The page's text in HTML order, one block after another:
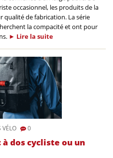
occasionnel, les produits de la
qualité de fabrication. La série
la compacité et ont pour
► Lire la suite
VÉLO 0
dos cycliste ou un